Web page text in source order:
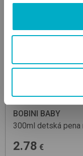
BOBINI BABY
300ml detská pena
2.78 €